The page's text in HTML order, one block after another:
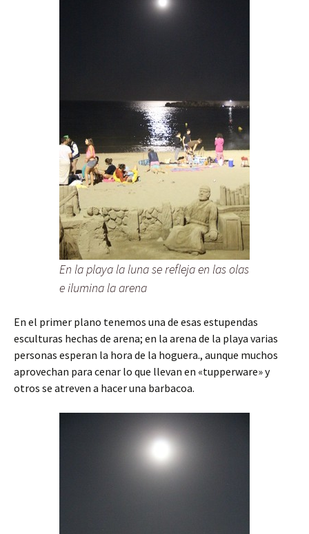
En la playa la luna se refleja en las olas
e ilumina la arena
En el primer plano tenemos una de esas estupendas
esculturas hechas de arena; en la arena de la playa varias
personas esperan la hora de la hoguera., aunque muchos
aprovechan para cenar lo que llevan en «tupperware» y
otros se atreven a hacer una barbacoa.